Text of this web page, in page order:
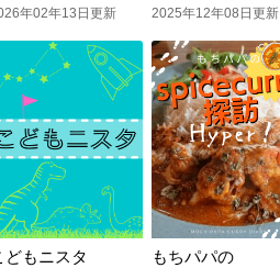
年02年13日更新 2025年12年08日更新
どもニスタ
もちパパの